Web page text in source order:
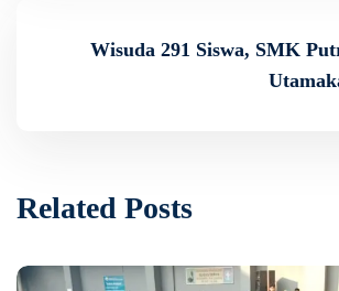
Wisuda 291 Siswa, SMK
Related Posts